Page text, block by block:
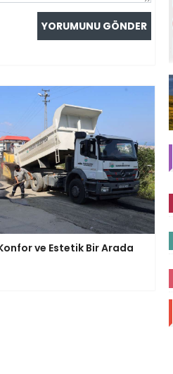
ve Estetik Bir Arada